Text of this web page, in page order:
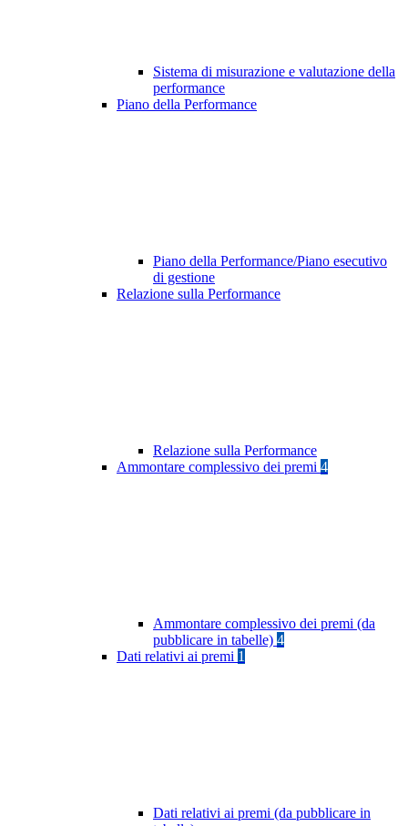
Sistema di misurazione e valutazione della
performance
Piano della Performance
Piano della Performance/Piano esecutivo
di gestione
Relazione sulla Performance
Relazione sulla Performance
Ammontare complessivo dei premi 4
Ammontare complessivo dei premi (da
pubblicare in tabelle) 4
Dati relativi ai premi 1
Dati relativi ai premi (da pubblicare in